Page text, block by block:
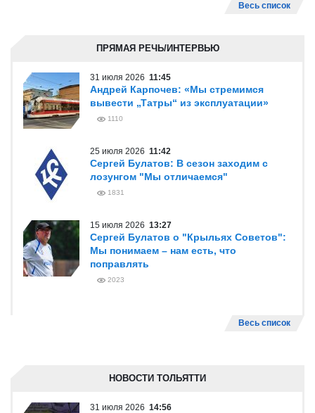
Весь список
ПРЯМАЯ РЕЧЬ/ИНТЕРВЬЮ
31 июля 2026 11:45
Андрей Карпочев: «Мы стремимся
вывести „Татры“ из эксплуатации»
1110
25 июля 2026 11:42
Сергей Булатов: В сезон заходим с
лозунгом "Мы отличаемся"
1831
15 июля 2026 13:27
Сергей Булатов о "Крыльях Советов":
Мы понимаем – нам есть, что
поправлять
2023
Весь список
НОВОСТИ ТОЛЬЯТТИ
31 июля 2026 14:56